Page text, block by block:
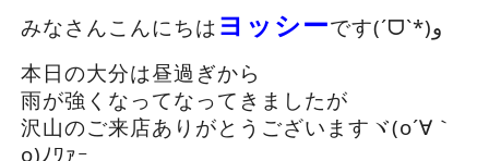
みなさんこんにちは ヨッシー
本日の大分は昼過ぎから
雨が強くなってなってきましたが
沢山のご来店ありがとうございますヾ(o´∀｀
o)ﾉﾜｧｰ